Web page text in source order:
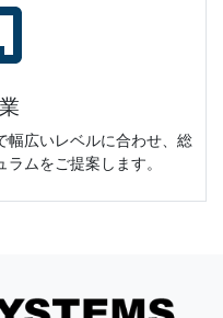
幅広いレベルに合わせ、総
ムをご提案します。